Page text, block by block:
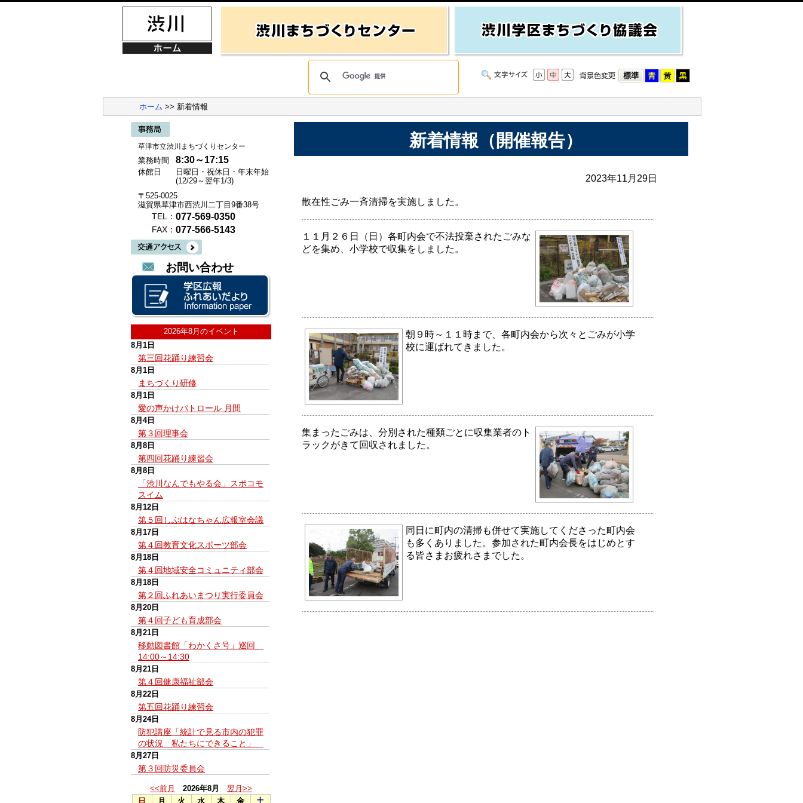
ホーム >> 新着情報
草津市立渋川まちづくりセンター
業務時間 8:30～17:15
休館日
日曜日・祝休日・年末年始
(12/29～翌年1/3)
〒525-0025
滋賀県草津市西渋川二丁目9番38号
TEL： 077-569-0350
FAX： 077-566-5143
お問い合わせ
2026年8月のイベント
8月1日
第三回花踊り練習会
8月1日
まちづくり研修
8月1日
愛の声かけパトロール 月間
8月4日
第３回理事会
8月8日
第四回花踊り練習会
8月8日
「渋川なんでもやる会」スポコモ
スイム
8月12日
第５回しぶはなちゃん広報室会議
8月17日
第４回教育文化スポーツ部会
8月18日
第４回地域安全コミュニティ部会
8月18日
第２回ふれあいまつり実行委員会
8月20日
第４回子ども育成部会
8月21日
移動図書館「わかくさ号」巡回
14:00～14:30
8月21日
第４回健康福祉部会
8月22日
第五回花踊り練習会
8月24日
防犯講座「統計で見る市内の犯罪
の状況 私たちにできること」
8月27日
第３回防災委員会
<<前月 2026年8月
翌月>>
日
月 火 水 木 金 土
新着情報（開催報告）
2023年11月29日
散在性ごみ一斉清掃を実施しました。
１１月２６日（日）各町内会で不法投棄されたごみな
どを集め、小学校で収集をしました。
朝９時～１１時まで、各町内会から次々とごみが小学
校に運ばれてきました。
集まったごみは、分別された種類ごとに収集業者のト
ラックがきて回収されました。
同日に町内の清掃も併せて実施してくださった町内会
も多くありました。参加された町内会長をはじめとす
る皆さまお疲れさまでした。